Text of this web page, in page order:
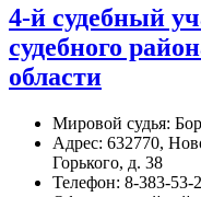
4-й судебный
судебного
области
Мировой судья:
Адрес: 632770,
Горького, д. 38
Телефон: 8-383-53-